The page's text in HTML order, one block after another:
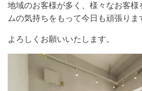
地域のお客様が多く、様々なお客様
ムの気持ちをもって今日も頑張りま
よろしくお願いいたします。